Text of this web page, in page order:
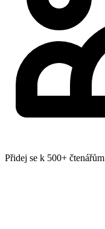
Přidej se k 500+ čtenářům